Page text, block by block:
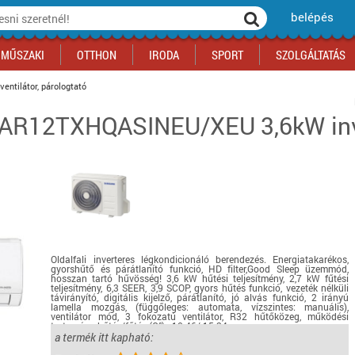
belépés
Sport akciók
Regisztrálj az oldalunkra INGYEN itt ››
Regisztrálj az oldalunkra INGYEN itt ››
MŰSZAKI
Regisztrálj az oldalunkra INGYEN itt ››
OTTHON
Építkezés
Háziállatok
Bébi
Biztonságtechnika
Regisztrálj az oldalunkra INGYEN itt ››
IRODA
Regisztrálj az oldalunkra INGYEN itt ››
SPORT
gördeszka, roller
Fitneszközpont
Regisztrálj az oldalunkra INGYEN itt ››
SZOLGÁLTATÁS
Regisztrálj az oldalunkra INGYEN itt ››
sütemények
Regisztrálj az oldalunkra INGYEN itt ››
párologtató
XEU 3,6kW
Oldalfali inverteres légkondicionáló berendezés. Energiatakarékos,
gyorshűtő és párátlanító funkció, HD filter,Good Sleep üzemmód,
hosszan tartó hűvösség! 3,6 kW hűtési teljesítmény, 2,7 kW fűtési
teljesítmény, 6,3 SEER, 3,9 SCOP, gyors hűtés funkció, vezeték nélküli
távirányító, digitális kijelző, párátlanító, jó alvás funkció, 2 irányú
lamella mozgás, (függőleges: automata, vízszintes: manuális),
ventilátor mód, 3 fokozatú ventilátor, R32 hűtőközeg, működési
tartomány hűtés/fűtés (C°): -10-46/-15-24
részletek...
a termék itt kapható: